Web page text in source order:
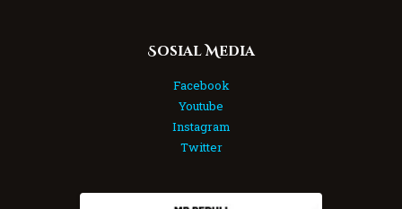
Sosial Media
Facebook
Youtube
Instagram
Twitter